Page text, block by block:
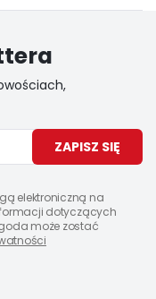
ZAPISZ SIĘ
elektroniczną na
dotyczących
może zostać